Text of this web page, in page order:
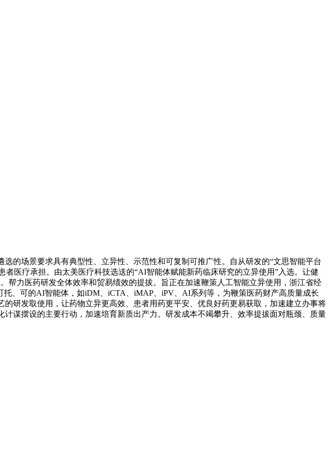
场景要求具有典型性、立异性、示范性和可复制可推广性。自从研发的“文思智能平台
医疗承担。由太美医疗科技选送的“AI智能体赋能新药临床研究的立异使用”入选。让健
帮力医药研发全体效率和贸易绩效的提拔。旨正在加速鞭策人工智能立异使用，浙江省经
、可的AI智能体，如iDM、iCTA、iMAP、iPV、AI系列等，为鞭策医药财产高质量成长
研发取使用，让药物立异更高效、患者用药更平安、优良好药更易获取，加速建立办事将
谋摆设的主要行动，加速培育新质出产力。研发成本不竭攀升、效率提拔面对瓶颈、质量